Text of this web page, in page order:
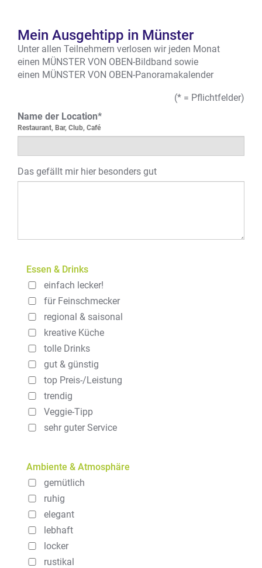
Mein Ausgehtipp in Münster
Unter allen Teilnehmern verlosen wir jeden Monat
einen MÜNSTER VON OBEN-Bildband sowie
einen MÜNSTER VON OBEN-Panoramakalender
(* = Pflichtfelder)
Name der Location*
Restaurant, Bar, Club, Café
Das gefällt mir hier besonders gut
Essen & Drinks
einfach lecker!
für Feinschmecker
regional & saisonal
kreative Küche
tolle Drinks
gut & günstig
top Preis-/Leistung
trendig
Veggie-Tipp
sehr guter Service
Ambiente & Atmosphäre
gemütlich
ruhig
elegant
lebhaft
locker
rustikal